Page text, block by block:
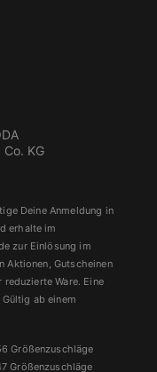
KG
Deine Anmeldung in
erhalte im
zur Einlösung im
Aktionen, Gutscheinen
Ware. Eine
ab einem
Größenzuschläge
Größenzuschläge